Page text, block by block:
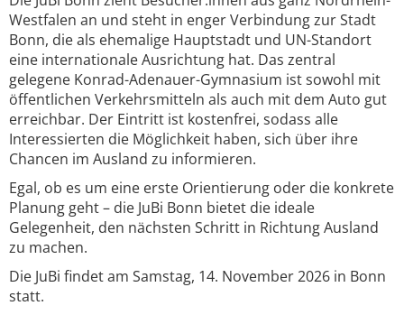
Westfalen an und steht in enger Verbindung zur Stadt
Bonn, die als ehemalige Hauptstadt und UN-Standort
eine internationale Ausrichtung hat. Das zentral
gelegene Konrad-Adenauer-Gymnasium ist sowohl mit
öffentlichen Verkehrsmitteln als auch mit dem Auto gut
erreichbar. Der Eintritt ist kostenfrei, sodass alle
Interessierten die Möglichkeit haben, sich über ihre
Chancen im Ausland zu informieren.
Egal, ob es um eine erste Orientierung oder die konkrete
Planung geht – die JuBi Bonn bietet die ideale
Gelegenheit, den nächsten Schritt in Richtung Ausland
zu machen.
Die JuBi findet am Samstag, 14. November 2026 in Bonn
statt.